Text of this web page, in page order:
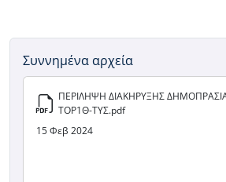
Συννημένα αρχεία
ΠΕΡΙΛΗΨΗ ΔΙΑΚΗΡΥΞΗΣ
ΤΟΡ1Θ-ΤΥΣ.pdf
15 Φεβ 2024